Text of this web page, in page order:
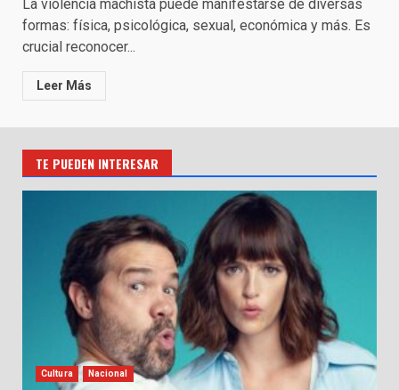
La violencia machista puede manifestarse de diversas
formas: física, psicológica, sexual, económica y más. Es
crucial reconocer...
Leer Más
TE PUEDEN INTERESAR
Cultura Nacional